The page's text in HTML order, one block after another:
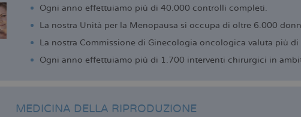
Ogni anno effettuiamo più di 40.000 controlli completi.
La nostra Unità per la Menopausa si occupa di oltre 6.000
La nostra Commissione di Ginecologia oncologica valuta più di
Ogni anno effettuiamo più di 1.700 interventi chirurgici in
MEDICINA DELLA RIPRODUZIONE